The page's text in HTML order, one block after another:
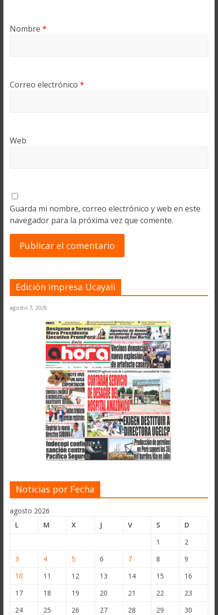
Nombre *
Correo electrónico *
Web
Guarda mi nombre, correo electrónico y web en este
navegador para la próxima vez que comente.
Edición Impresa Ucayali
agosto 7, 2026
Noticias por Fecha
agosto 2026
L
M X J V S
D
1
2
3
4 5 6 7 8
9
10
11 12 13 14 15
16
17
18 19 20 21 22
23
24
25 26 27 28 29
30